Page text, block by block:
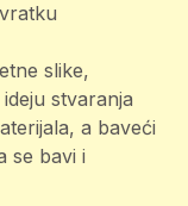
slike,
stvaranja
a baveći
se bavi i